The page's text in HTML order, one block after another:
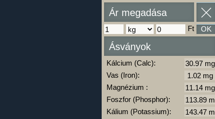
Ár megadása
Ft OK
Ásványok
Kálcium (Calc):
Vas (Iron):
Magnézium :
Foszfor (Phosphor):
Kálium (Potassium):